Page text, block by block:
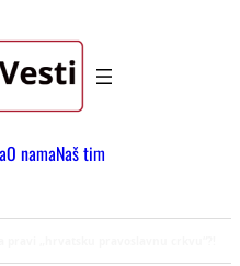
O namaNaš tim